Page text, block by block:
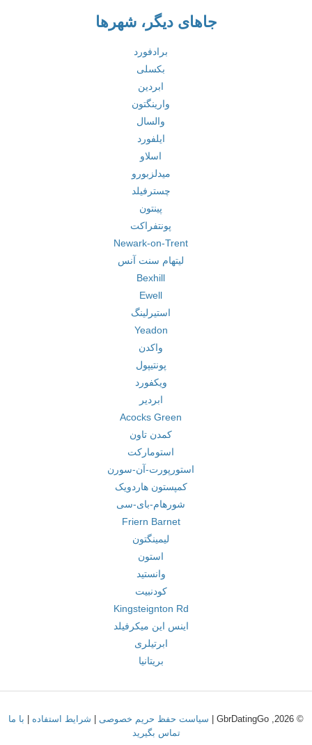
جاهای دیگر، شهرها
برادفورد
بکسلی
ابردین
وارینگتون
والسال
ایلفورد
اسلاو
میدلزبورو
چسترفیلد
پینتون
پونتفراکت
Newark-on-Trent
لیتهام سنت آنس
Bexhill
Ewell
استیرلینگ
Yeadon
واکدن
پونتیپول
ویکفورد
ابردیر
Acocks Green
کمدن تاون
استومارکت
استورپورت-آن-سورن
کمپستون هاردویک
شورهام-بای-سی
Friern Barnet
لیمینگتون
استون
وانستید
کودنبیت
Kingsteignton Rd
اینس این میکرفیلد
ابرتیلری
بریتانیا
© 2026, GbrDatingGo | سیاست حفظ حریم خصوصی شرایط استفاده
با ما
تماس بگیرید